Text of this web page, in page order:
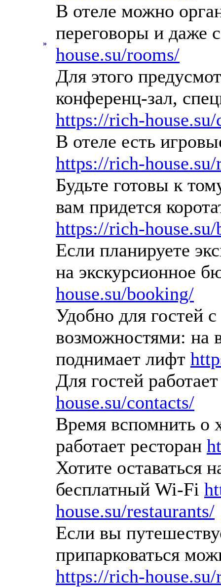
»
В отеле можно
переговоры и даже
house.su/rooms/
Для этого
конференц-зал,
https://rich-house.su/
В отеле есть
https://rich-
Будьте готовы к
вам придется
https://rich-
Если планируете
на экскурсионное
house.su/booking/
Удобно для гостей
возможностями: на
поднимает лифт
Для гостей
house.su/contacts/
Время вспомнить о
работает ресторан
Хотите оставаться
бесплатный Wi-Fi
house.su/restaurants/
Если вы
припарковаться
https://rich-house.su/